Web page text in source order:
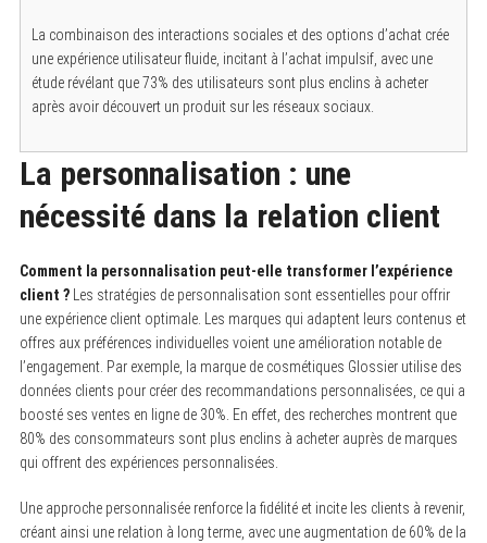
La combinaison des interactions sociales et des options d’achat crée
une expérience utilisateur fluide, incitant à l’achat impulsif, avec une
étude révélant que 73% des utilisateurs sont plus enclins à acheter
après avoir découvert un produit sur les réseaux sociaux.
La personnalisation : une
nécessité dans la relation client
Comment la personnalisation peut-elle transformer l’expérience
client ?Les stratégies de personnalisation sont essentielles pour offrir
une expérience client optimale. Les marques qui adaptent leurs contenus et
offres aux préférences individuelles voient une amélioration notable de
l’engagement. Par exemple, la marque de cosmétiques Glossier utilise des
données clients pour créer des recommandations personnalisées, ce qui a
boosté ses ventes en ligne de 30%. En effet, des recherches montrent que
80% des consommateurs sont plus enclins à acheter auprès de marques
qui offrent des expériences personnalisées.
Une approche personnalisée renforce la fidélité et incite les clients à revenir,
créant ainsi une relation à long terme, avec une augmentation de 60% de la